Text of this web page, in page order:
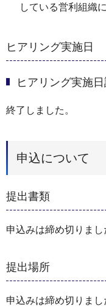
している営利組織
ヒアリング実施日
ヒアリング実施日
終了しました。
申込について
提出書類
申込みは締め切りまし
提出場所
申込みは締め切りまし